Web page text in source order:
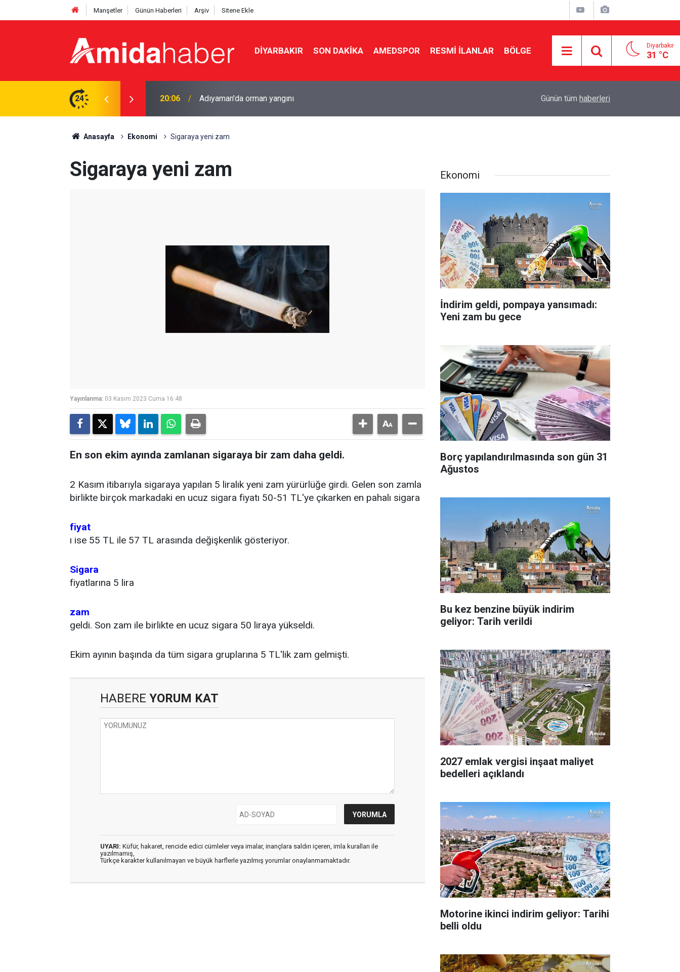
Manşetler Günün Haberleri Arşiv Sitene Ekle
DIYARBAKIR SON DAKIKA AMEDSPOR RESMI İLANLAR BÖLGE Diyarbakır
31 °C
24 19:47 Mardin’de iş yerine silahlı saldırı: 5 kurşun isabet etti Erdoğan’dan Mekke Anlaşması açıklaması
Günün tüm haberleri
Anasayfa Ekonomi Sigaraya yeni zam
Sigaraya yeni zam
Yayınlanma: 03 Kasım 2023 Cuma 16:48
En son ekim ayında zamlanan sigaraya bir zam daha geldi.
2 Kasım itibarıyla sigaraya yapılan 5 liralık yeni zam yürürlüğe girdi. Gelen son zamla
birlikte birçok markadaki en ucuz sigara fiyatı 50-51 TL'ye çıkarken en pahalı sigara
fiyat
ı ise 55 TL ile 57 TL arasında değişkenlik gösteriyor.
Sigara
fiyatlarına 5 lira
zam
geldi. Son zam ile birlikte en ucuz sigara 50 liraya yükseldi.
Ekim ayının başında da tüm sigara gruplarına 5 TL'lik zam gelmişti.
HABERE YORUM KAT
UYARI: Küfür, hakaret, rencide edici cümleler veya imalar, inançlara saldırı içeren, imla kuralları ile
yazılmamış,
Türkçe karakter kullanılmayan ve büyük harflerle yazılmış yorumlar onaylanmamaktadır.
Ekonomi
İndirim geldi, pompaya yansımadı:
Yeni zam bu gece
Borç yapılandırılmasında son gün 31
Ağustos
Bu kez benzine büyük indirim
geliyor: Tarih verildi
2027 emlak vergisi inşaat maliyet
bedelleri açıklandı
Motorine ikinci indirim geliyor: Tarihi
belli oldu